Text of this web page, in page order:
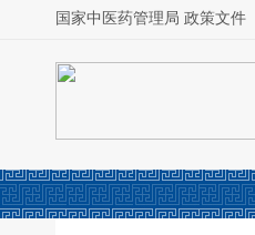
国家中医药管理局 政策文件